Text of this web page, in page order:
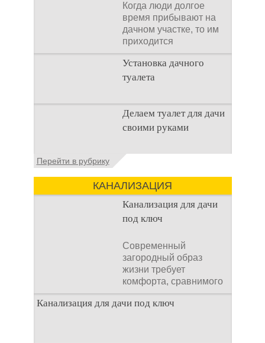
Когда люди долгое
время прибывают на
дачном участке, то им
приходится
подстраивать все
условия
Установка дачного
туалета
Наличие туалета на
даче не является
необходимостью для
многие люди думают,
Делаем туалет для дачи
своими руками
Туалеты для дачи – это
начинается
благоустройство
дачного участка,
Перейти в рубрику
КАНАЛИЗАЦИЯ
Канализация для дачи
под ключ
Современный
загородный образ
жизни требует
комфорта, сравнимого
с городским. Однако
отсутствие
Канализация для дачи под ключ